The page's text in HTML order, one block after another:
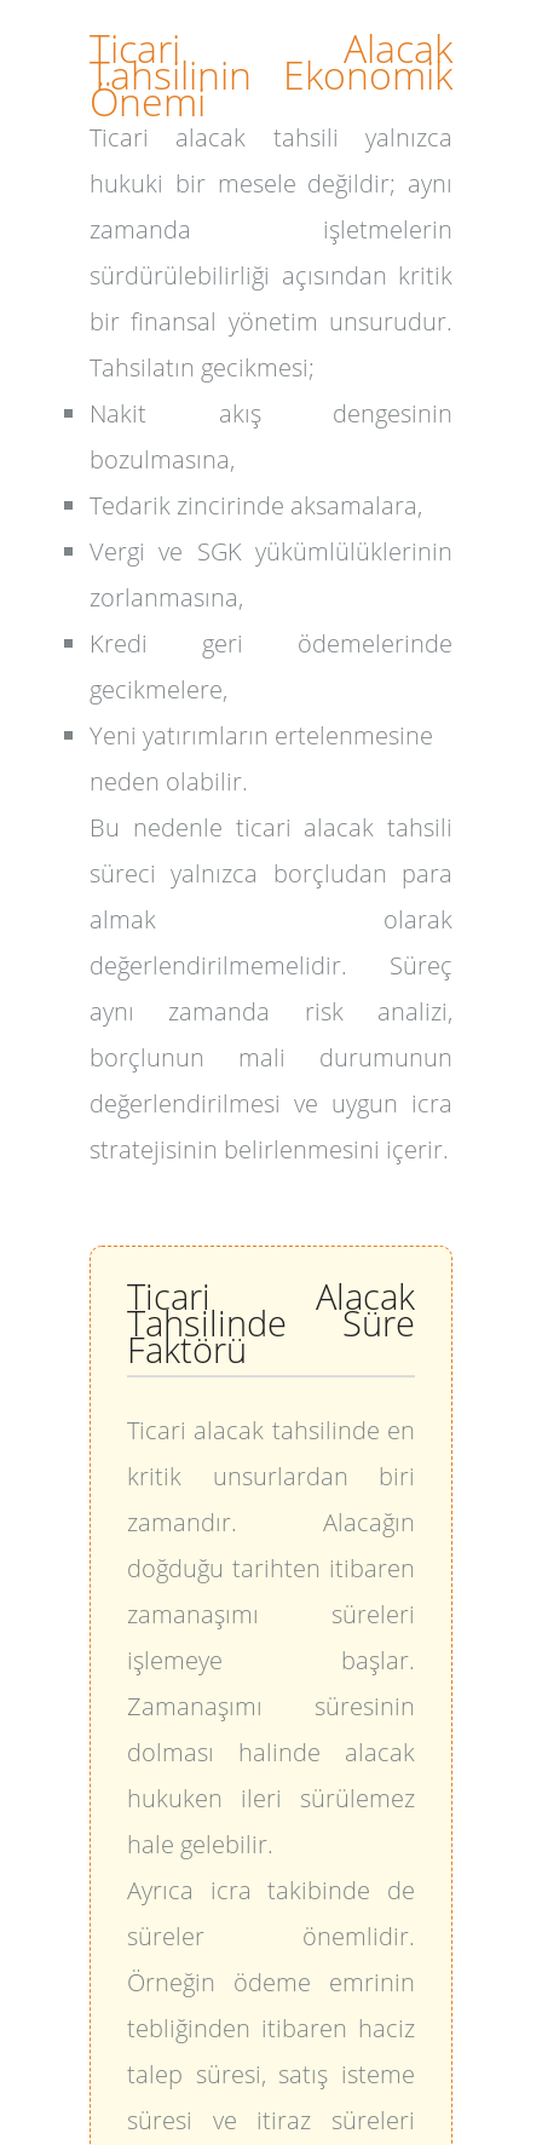
Ticari Alacak
Tahsilinin Ekonomik
Önemi
Ticari alacak tahsili yalnızca
hukuki bir mesele değildir; aynı
zamanda işletmelerin
sürdürülebilirliği açısından kritik
bir finansal yönetim unsurudur.
Tahsilatın gecikmesi;
Nakit akış dengesinin
bozulmasına,
Tedarik zincirinde aksamalara,
Vergi ve SGK yükümlülüklerinin
zorlanmasına,
Kredi geri ödemelerinde
gecikmelere,
Yeni yatırımların ertelenmesine
neden olabilir.
Bu nedenle ticari alacak tahsili
süreci yalnızca borçludan para
almak olarak
değerlendirilmemelidir. Süreç
aynı zamanda risk analizi,
borçlunun mali durumunun
değerlendirilmesi ve uygun icra
stratejisinin belirlenmesini içerir.
Ticari Alacak
Tahsilinde Süre
Faktörü
Ticari alacak tahsilinde en
kritik unsurlardan biri
zamandır. Alacağın
doğduğu tarihten itibaren
zamanaşımı süreleri
işlemeye başlar.
Zamanaşımı süresinin
dolması halinde alacak
hukuken ileri sürülemez
hale gelebilir.
Ayrıca icra takibinde de
süreler önemlidir.
Örneğin ödeme emrinin
tebliğinden itibaren haciz
talep süresi, satış isteme
süresi ve itiraz süreleri